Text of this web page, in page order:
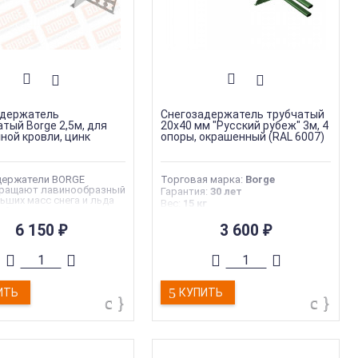
Borge 2,5м, для
кровли, цинк
BORGE
лавинообразный
масс снега и льда
постройки и
вокруг дома
Россия
6 150 ₽
Снегозадержатель трубчатый
20х40 мм "Русский рубеж" 3м, 4
опоры, окрашенный (RAL 6007)
Торговая марка: Borge
Гарантия: 30 лет
Вес : 15 кг
3 600₽
КУПИТЬ